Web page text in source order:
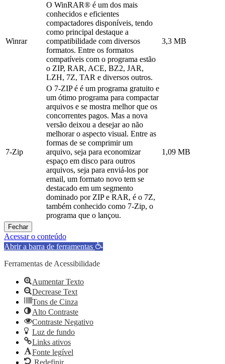
Winrar
O WinRAR® é um dos mais
conhecidos e eficientes
compactadores disponíveis, tendo
como principal destaque a
compatibilidade com diversos
formatos. Entre os formatos
compatíveis com o programa estão
o ZIP, RAR, ACE, BZ2, JAR,
LZH, 7Z, TAR e diversos outros.
3,3 MB
7-Zip
O 7-ZIP é é um programa gratuito e
um ótimo programa para compactar
arquivos e se mostra melhor que os
concorrentes pagos. Mas a nova
versão deixou a desejar ao não
melhorar o aspecto visual. Entre as
formas de se comprimir um
arquivo, seja para economizar
espaço em disco para outros
arquivos, seja para enviá-los por
email, um formato novo tem se
destacado em um segmento
dominado por ZIP e RAR, é o 7Z,
também conhecido como 7-Zip, o
programa que o lançou.
1,09 MB
Fechar
Acessar o conteúdo
Abrir a barra de ferramentas
Ferramentas de Acessibilidade
Aumentar Texto
Decrease Text
Tons de Cinza
Alto Contraste
Contraste Negativo
Luz de fundo
Links ativos
Fonte legível
Redefinir